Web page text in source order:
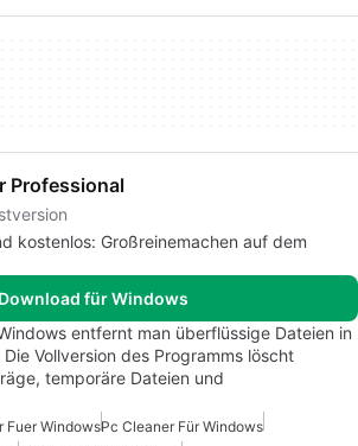
Professional
kostenlos: Großreinemachen auf dem
Download für Windows
entfernt man überflüssige Dateien in
Vollversion des Programms löscht
temporäre Dateien und
Fuer WindowsPc Cleaner Für Windows